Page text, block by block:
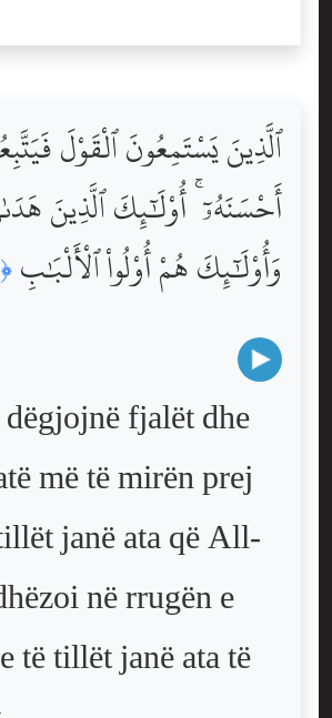
ٱلَّذِينَ يَسْتَمِعُونَ ٱلْقَوْلَ
أَحْسَنَهُۥٓ ۚ أُوْلَٰٓئِكَ ٱلَّذِينَ
وَأُوْلَٰٓئِكَ هُمْ أُوْلُواْ ٱلْأَلْبَٰبِ ﴿١٨﴾
fjalët dhe
më të mirën prej
janë ata që All-
në rrugën e
të tillët janë ata të